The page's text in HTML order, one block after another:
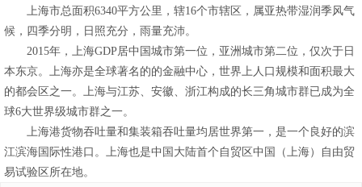
上海市总面积6340平方公里，辖16个市辖区，属亚热带湿润季风气
候，四季分明，日照充分，雨量充沛。
2015年，上海GDP居中国城市第一位，亚洲城市第二位，仅次于日
本东京。上海亦是全球著名的的金融中心，世界上人口规模和面积最大
的都会区之一。上海与江苏、安徽、浙江构成的长三角城市群已成为全
球6大世界级城市群之一。
上海港货物吞吐量和集装箱吞吐量均居世界第一，是一个良好的滨
江滨海国际性港口。上海也是中国大陆首个自贸区中国（上海）自由贸
易试验区所在地。